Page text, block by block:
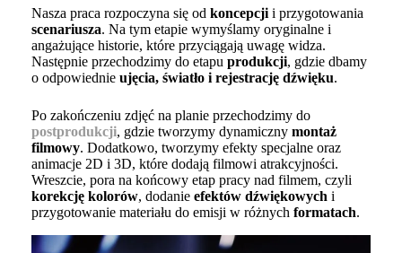
Nasza praca rozpoczyna się od koncepcjii przygotowania
scenariusza. Na tym etapie wymyślamy oryginalne i
angażujące historie, które przyciągają uwagę widza.
Następnie przechodzimy do etapu produkcji, gdzie dbamy
o odpowiednie ujęcia, światło i rejestrację dźwięku.
Po zakończeniu zdjęć na planie przechodzimy do
postprodukcji, gdzie tworzymy dynamiczny montaż
filmowy. Dodatkowo, tworzymy efekty specjalne oraz
animacje 2D i 3D, które dodają filmowi atrakcyjności.
Wreszcie, pora na końcowy etap pracy nad filmem, czyli
korekcję kolorów, dodanie efektów dźwiękowych i
przygotowanie materiału do emisji w różnych formatach.